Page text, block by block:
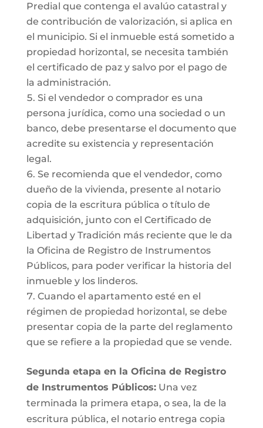
Predial que contenga el avalúo catastral y
de contribución de valorización, si aplica en
el municipio. Si el inmueble está sometido a
propiedad horizontal, se necesita también
el certificado de paz y salvo por el pago de
la administración.
Si el vendedor o comprador es una
persona jurídica, como una sociedad o un
banco, debe presentarse el documento que
acredite su existencia y representación
legal.
Se recomienda que el vendedor, como
dueño de la vivienda, presente al notario
copia de la escritura pública o título de
adquisición, junto con el Certificado de
Libertad y Tradición más reciente que le da
la Oficina de Registro de Instrumentos
Públicos, para poder verificar la historia del
inmueble y los linderos.
Cuando el apartamento esté en el
régimen de propiedad horizontal, se debe
presentar copia de la parte del reglamento
que se refiere a la propiedad que se vende.
Segunda etapa en la Oficina de Registro
de Instrumentos Públicos:Una vez
terminada la primera etapa, o sea, la de la
escritura pública, el notario entrega copia